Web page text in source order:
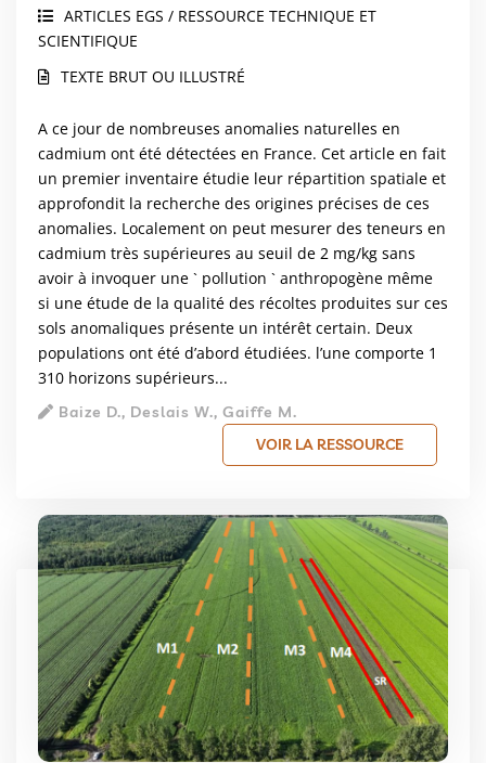
ARTICLES EGS / RESSOURCE TECHNIQUE ET
SCIENTIFIQUE
TEXTE BRUT OU ILLUSTRÉ
A ce jour de nombreuses anomalies naturelles en
cadmium ont été détectées en France. Cet article en fait
un premier inventaire étudie leur répartition spatiale et
approfondit la recherche des origines précises de ces
anomalies. Localement on peut mesurer des teneurs en
cadmium très supérieures au seuil de 2 mg/kg sans
avoir à invoquer une ` pollution ` anthropogène même
si une étude de la qualité des récoltes produites sur ces
sols anomaliques présente un intérêt certain. Deux
populations ont été d’abord étudiées. l’une comporte 1
310 horizons supérieurs...
Baize D., Deslais W., Gaiffe M.
VOIR LA RESSOURCE